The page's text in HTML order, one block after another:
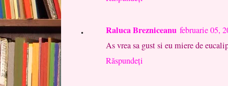
Raluca Brezniceanu februarie 05,
As vrea sa gust si eu miere de
Răspundeți